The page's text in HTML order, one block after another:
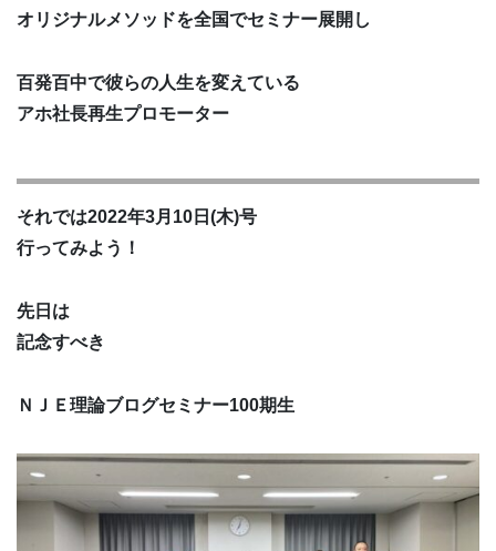
オリジナルメソッドを全国でセミナー展開し
百発百中で彼らの人生を変えている
アホ社長再生プロモーター
それでは2022年3月10日(木)号
行ってみよう！
先日は
記念すべき
ＮＪＥ理論ブログセミナー100期生